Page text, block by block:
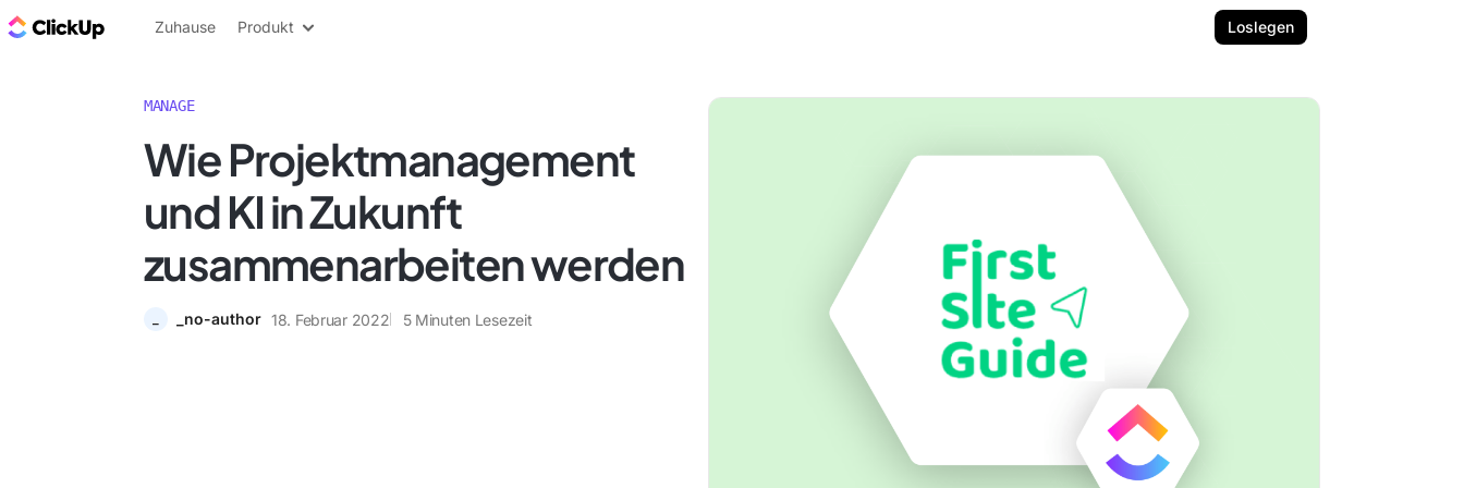
ClickUp Blog
Zuhause Produkt Loslegen
MANAGE
Wie Projektmanagement
und KI in Zukunft
zusammenarbeiten werden
_no-author 18. Februar 2022 5 Minuten Lesezeit